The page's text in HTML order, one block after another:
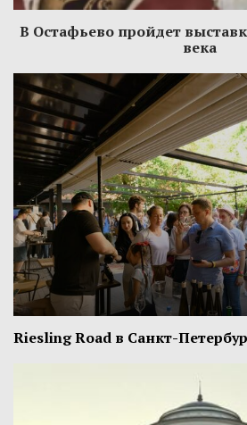
В Остафьево пройдет
века
Riesling Road в Санкт-